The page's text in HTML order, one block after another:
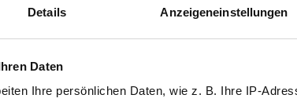
Details Anzeigeneinstellungen
Daten
Ihre persönlichen Daten, wie z. B. Ihre IP-